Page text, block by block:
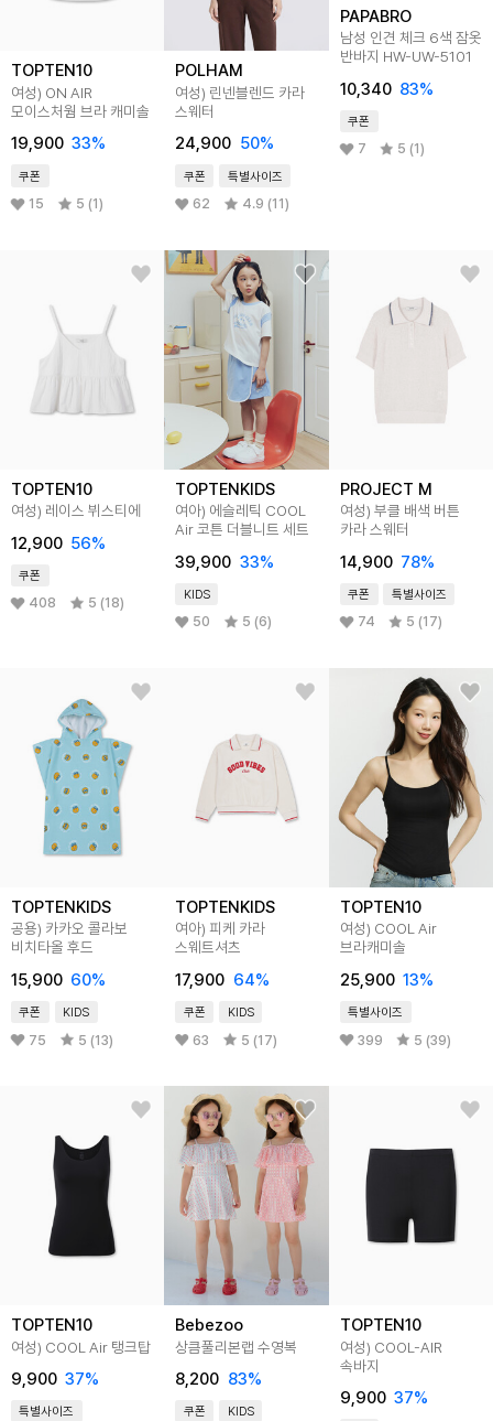
TOPTEN10
여성) ON AIR
모이스처웜 브라 캐미솔
19,900 33%
쿠폰
15 5 (1)
POLHAM
여성) 린넨블렌드 카라
스웨터
24,900 50%
쿠폰 특별사이즈
62 4.9 (11)
PAPABRO
남성 인견 체크 6색 잠옷
반바지 HW-UW-5101
10,340 83%
쿠폰
7 5 (1)
TOPTEN10
여성) 레이스 뷔스티에
12,900 56%
쿠폰
408 5 (18)
TOPTENKIDS
여아) 에슬레틱 COOL
Air 코튼 더블니트 세트
39,900 33%
KIDS
50 5 (6)
PROJECT M
여성) 부클 배색 버튼
카라 스웨터
14,900 78%
쿠폰 특별사이즈
74 5 (17)
TOPTENKIDS
공용) 카카오 콜라보
비치타올 후드
15,900 60%
쿠폰 KIDS
75 5 (13)
TOPTENKIDS
여아) 피케 카라
스웨트셔츠
17,900 64%
쿠폰 KIDS
63 5 (17)
TOPTEN10
여성) COOL Air
브라캐미솔
25,900 13%
특별사이즈
399 5 (39)
TOPTEN10
여성) COOL Air 탱크탑
9,900 37%
특별사이즈
Bebezoo
상큼풀리본랩 수영복
8,200 83%
쿠폰 KIDS
TOPTEN10
여성) COOL-AIR
속바지
9,900 37%